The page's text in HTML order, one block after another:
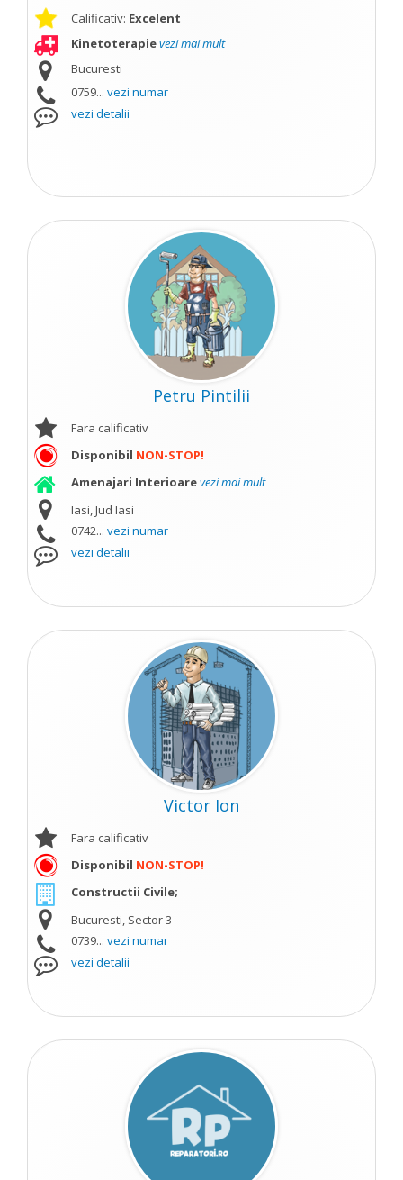
Calificativ: Excelent
Kinetoterapievezi mai mult
Bucuresti
0759... vezi numar
vezi detalii
Petru Pintilii
Fara calificativ
Disponibil NON-STOP!
Amenajari Interioarevezi mai mult
Iasi, Jud Iasi
0742... vezi numar
vezi detalii
Victor Ion
Fara calificativ
Disponibil NON-STOP!
Constructii Civile;
Bucuresti, Sector 3
0739... vezi numar
vezi detalii